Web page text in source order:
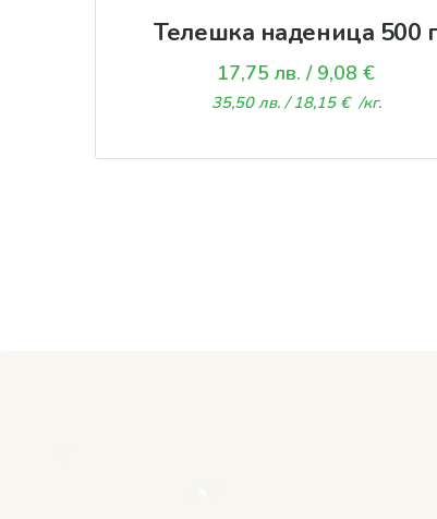
Телешка наденица 500
17,75лв. / 9,08 €
35,50лв./ 18,15 € /кг.